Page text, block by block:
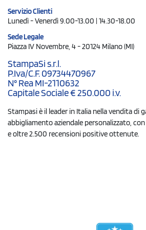
Servizio Clienti
Lunedì - Venerdì 9.00-13.00 | 14.30-18.00
Sede Legale
Piazza IV Novembre, 4 - 20124 Milano (MI)
StampaSi s.r.l.
P.Iva/C.F. 09734470967
N° Rea MI-2110632
Capitale Sociale € 250.000 i.v.
Stampasi è il leader in Italia nella vendita di
abbigliamento aziendale personalizzato,
e oltre 2.500 recensioni positive ottenute.